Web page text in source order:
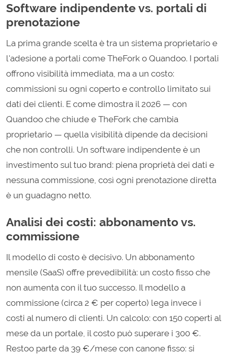
Software indipendente vs. portali di
prenotazione
La prima grande scelta è tra un sistema proprietario e
l'adesione a portali come TheFork o Quandoo. I portali
offrono visibilità immediata, ma a un costo:
commissioni su ogni coperto e controllo limitato sui
dati dei clienti. E come dimostra il 2026 — con
Quandoo che chiude e TheFork che cambia
proprietario — quella visibilità dipende da decisioni
che non controlli. Un software indipendente è un
investimento sul tuo brand: piena proprietà dei dati e
nessuna commissione, così ogni prenotazione diretta
è un guadagno netto.
Analisi dei costi: abbonamento vs.
commissione
Il modello di costo è decisivo. Un abbonamento
mensile (SaaS) offre prevedibilità: un costo fisso che
non aumenta con il tuo successo. Il modello a
commissione (circa 2 € per coperto) lega invece i
costi al numero di clienti. Un calcolo: con 150 coperti al
mese da un portale, il costo può superare i 300 €.
Restoo parte da 39 €/mese con canone fisso: si